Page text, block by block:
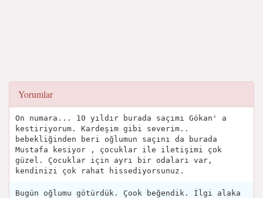
Yorumlar
On numara... 10 yıldır burada saçımı Gökan' a
kestiriyorum. Kardeşim gibi severim..
bebekliğinden beri oğlumun saçını da burada
Mustafa kesiyor , çocuklar ile iletişimi çok
güzel. Çocuklar için ayrı bir odaları var,
kendinizi çok rahat hissediyorsunuz.
Bugün oğlumu götürdük. Çook beğendik. İlgi alaka